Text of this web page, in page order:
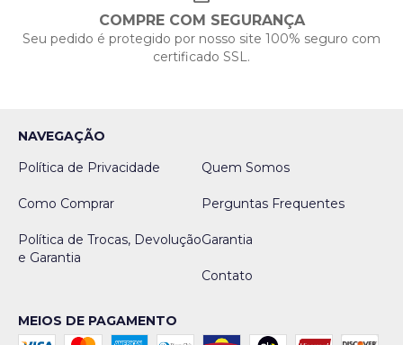
COMPRE COM SEGURANÇA
Seu pedido é protegido por nosso site 100% seguro com
certificado SSL.
NAVEGAÇÃO
Política de Privacidade
Quem Somos
Como Comprar Perguntas Frequentes
Política de Trocas, Devolução
e Garantia
Garantia
Contato
MEIOS DE PAGAMENTO